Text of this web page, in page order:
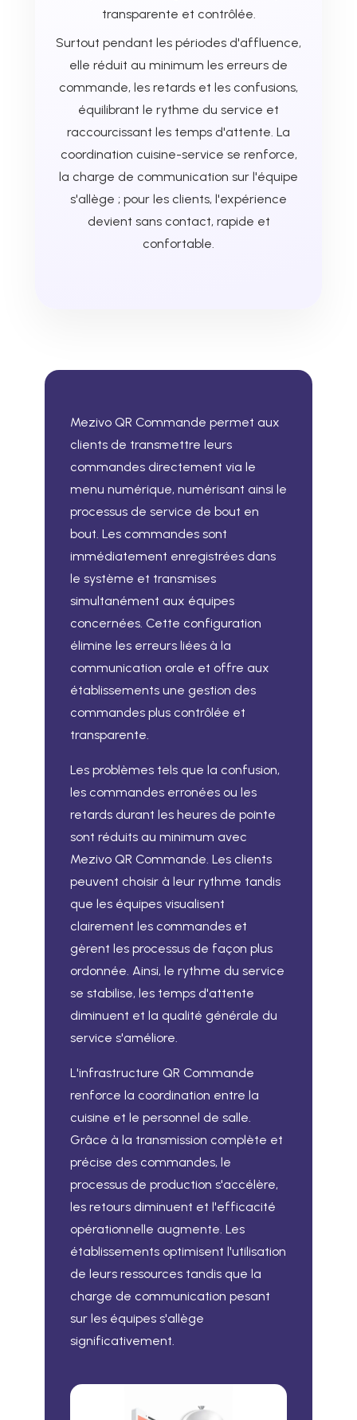
transparente et contrôlée.
Surtout pendant les périodes d'affluence,
elle réduit au minimum les erreurs de
commande, les retards et les confusions,
équilibrant le rythme du service et
raccourcissant les temps d'attente. La
coordination cuisine-service se renforce,
la charge de communication sur l'équipe
s'allège ; pour les clients, l'expérience
devient sans contact, rapide et
confortable.
Mezivo QR Commande permet aux
clients de transmettre leurs
commandes directement via le
menu numérique, numérisant ainsi le
processus de service de bout en
bout. Les commandes sont
immédiatement enregistrées dans
le système et transmises
simultanément aux équipes
concernées. Cette configuration
élimine les erreurs liées à la
communication orale et offre aux
établissements une gestion des
commandes plus contrôlée et
transparente.
Les problèmes tels que la confusion,
les commandes erronées ou les
retards durant les heures de pointe
sont réduits au minimum avec
Mezivo QR Commande. Les clients
peuvent choisir à leur rythme tandis
que les équipes visualisent
clairement les commandes et
gèrent les processus de façon plus
ordonnée. Ainsi, le rythme du service
se stabilise, les temps d'attente
diminuent et la qualité générale du
service s'améliore.
L'infrastructure QR Commande
renforce la coordination entre la
cuisine et le personnel de salle.
Grâce à la transmission complète et
précise des commandes, le
processus de production s'accélère,
les retours diminuent et l'efficacité
opérationnelle augmente. Les
établissements optimisent l'utilisation
de leurs ressources tandis que la
charge de communication pesant
sur les équipes s'allège
significativement.